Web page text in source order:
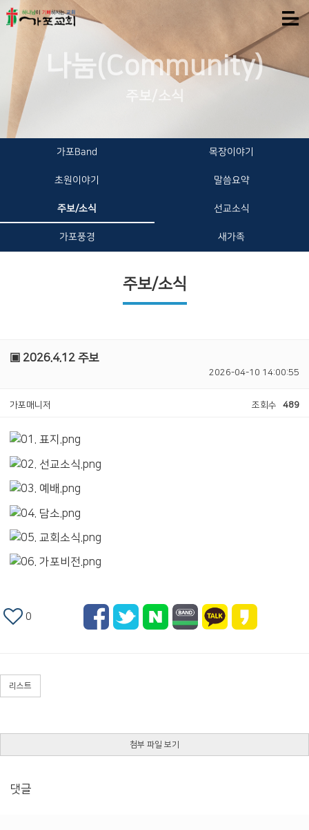
나눔(Community)
주보/소식
가포Band 목장이야기
초원이야기 말씀요약
주보/소식 선교소식
가포풍경 새가족
주보/소식
▣ 2026.4.12 주보
2026-04-10 14:00:55
가포매니저 조회수 489
0
리스트
첨부 파일 보기
댓글